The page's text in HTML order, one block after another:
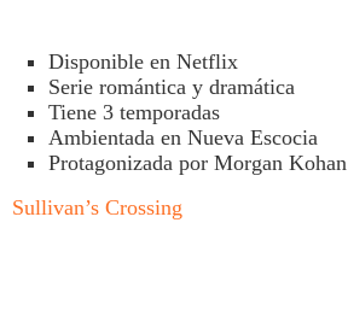
Disponible en Netflix
Serie romántica y dramática
Tiene 3 temporadas
Ambientada en Nueva Escocia
Protagonizada por Morgan Kohan
Sullivan’s Crossing